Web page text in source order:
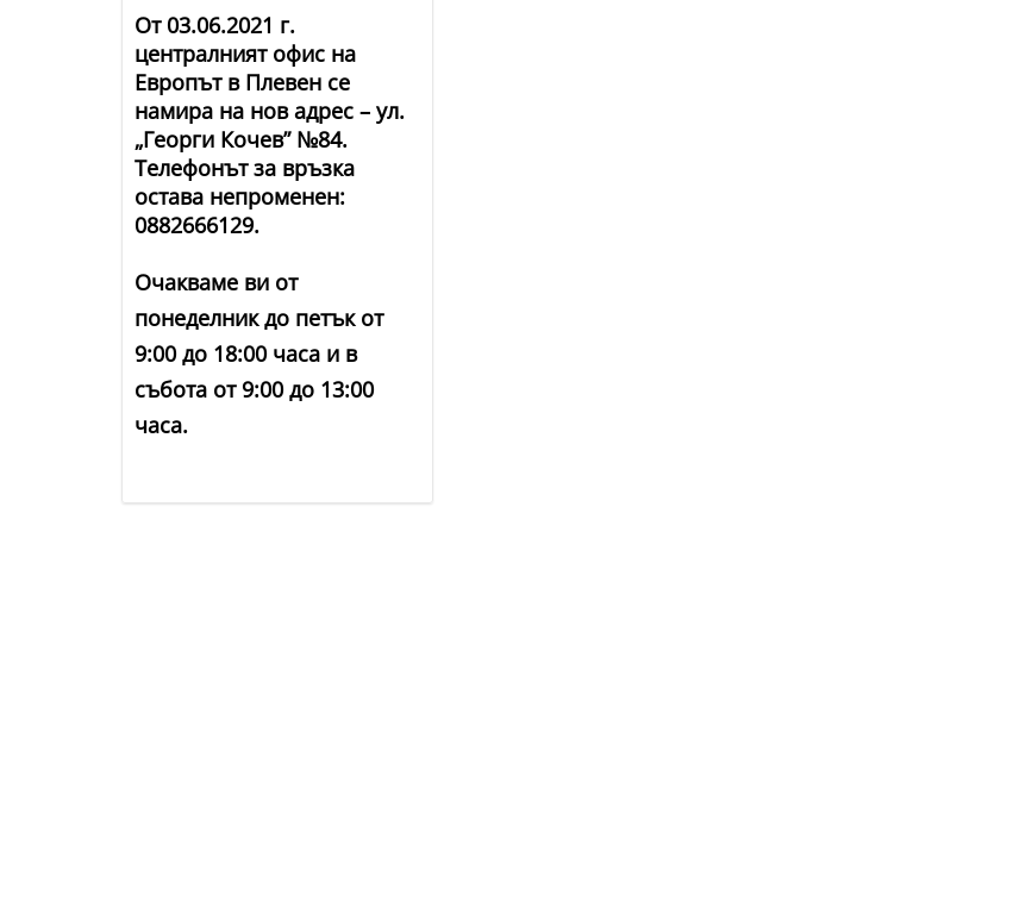
От 03.06.2021 г.
централният офис на
Европът в Плевен се
намира на нов адрес – ул.
„Георги Кочев” №84.
Телефонът за връзка
остава непроменен:
0882666129.
Очакваме ви от
понеделник до петък от
9:00 до 18:00 часа и в
събота от 9:00 до 13:00
часа.